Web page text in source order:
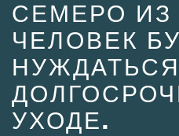
СЕМЕРО ИЗ
ЧЕЛОВЕК
УХОДЕ.